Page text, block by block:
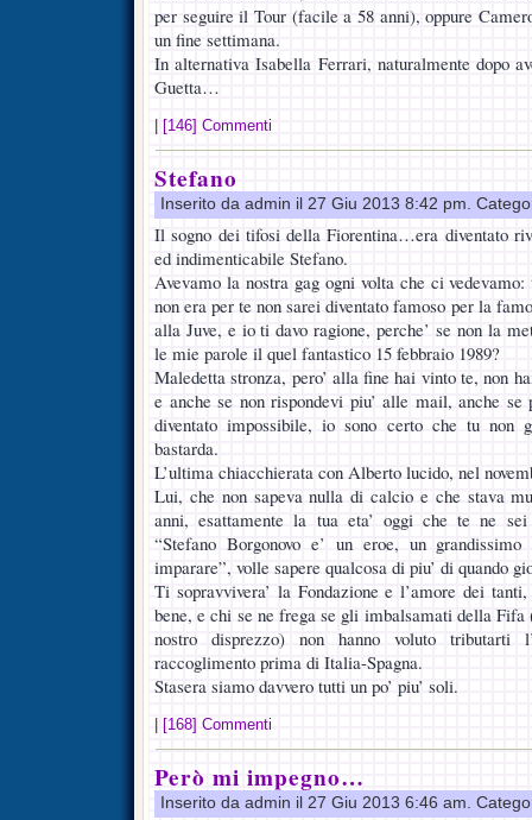
per seguire il Tour (facile a 58 anni), oppure
un fine settimana.
In alternativa Isabella Ferrari, naturalmente dopo
Guetta…
[146] Commenti
Stefano
Inserito da admin il 27 Giu 2013 8:42 pm.
Il sogno dei tifosi della Fiorentina…era diventato
ed indimenticabile Stefano.
Avevamo la nostra gag ogni volta che ci
non era per te non sarei diventato famoso per la
alla Juve, e io ti davo ragione, perche’ se non la
le mie parole il quel fantastico 15 febbraio 1989?
Maledetta stronza, pero’ alla fine hai vinto te, non
e anche se non rispondevi piu’ alle mail, anche
diventato impossibile, io sono certo che tu non
bastarda.
L’ultima chiacchierata con Alberto lucido, nel
Lui, che non sapeva nulla di calcio e che stava
anni, esattamente la tua eta’ oggi che te ne sei
“Stefano Borgonovo e’ un eroe, un
imparare”, volle sapere qualcosa di piu’ di quando
Ti sopravvivera’ la Fondazione e l’amore dei
bene, e chi se ne frega se gli imbalsamati della
nostro disprezzo) non hanno voluto
raccoglimento prima di Italia-Spagna.
Stasera siamo davvero tutti un po’ piu’ soli.
[168] Commenti
Però mi impegno…
Inserito da admin il 27 Giu 2013 6:46 am.